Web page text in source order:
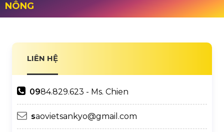
NÔNG
LIÊN HỆ
0984.829.623 - Ms. Chien
saovietsankyo@gmail.com